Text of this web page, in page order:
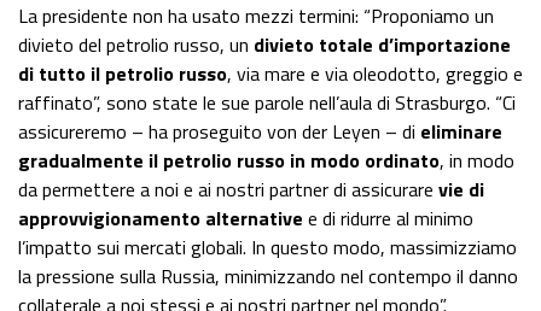
La presidente non ha usato mezzi termini: “Proponiamo un
divieto del petrolio russo, un divieto totale d’importazione
di tutto il petrolio russo, via mare e via oleodotto, greggio e
raffinato”, sono state le sue parole nell’aula di Strasburgo. “Ci
assicureremo – ha proseguito von der Leyen – di eliminare
gradualmente il petrolio russo in modo ordinato, in modo
da permettere a noi e ai nostri partner di assicurare vie di
approvvigionamento alternative e di ridurre al minimo
l’impatto sui mercati globali. In questo modo, massimizziamo
la pressione sulla Russia, minimizzando nel contempo il danno